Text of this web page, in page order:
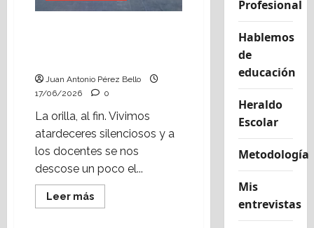
Juan Antonio Pérez Bello
17/06/2026
0
La orilla, al fin. Vivimos
atardeceres silenciosos y a
los docentes se nos
descose un poco el...
Leer másLeer
más
Profesional
Hablemos
de
educación
Heraldo
Escolar
Metodología
Mis
entrevistas